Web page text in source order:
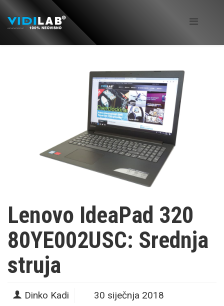
Lenovo IdeaPad 320
80YE002USC: Srednja
struja
Dinko Kadi 30 siječnja 2018